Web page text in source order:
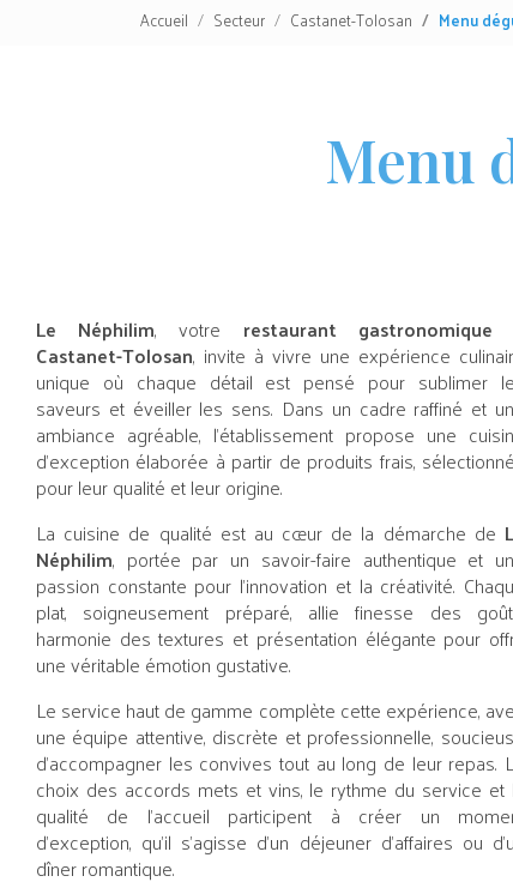
Accueil Secteur Castanet-Tolosan Menu
Menu
Le Néphilim, votre restaurant gastronomique
Castanet-Tolosan, invite à vivre une expérience
unique où chaque détail est pensé pour sublimer
saveurs et éveiller les sens. Dans un cadre raffiné et
ambiance agréable, l’établissement propose une
d’exception élaborée à partir de produits frais,
pour leur qualité et leur origine.
La cuisine de qualité est au cœur de la démarche de
Néphilim, portée par un savoir-faire authentique et
passion constante pour l’innovation et la créativité.
plat, soigneusement préparé, allie finesse des
harmonie des textures et présentation élégante pour
une véritable émotion gustative.
Le service haut de gamme complète cette expérience,
une équipe attentive, discrète et professionnelle,
d’accompagner les convives tout au long de leur repas.
choix des accords mets et vins, le rythme du service et
qualité de l’accueil participent à créer un
d’exception, qu’il s’agisse d’un déjeuner d’affaires ou
dîner romantique.